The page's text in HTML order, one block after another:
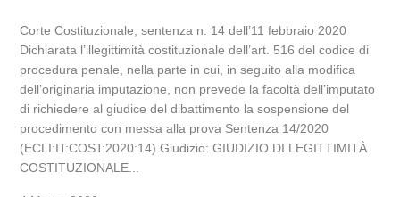
Corte Costituzionale, sentenza n. 14 dell’11 febbraio 2020
Dichiarata l’illegittimità costituzionale dell’art. 516 del codice di
procedura penale, nella parte in cui, in seguito alla modifica
dell’originaria imputazione, non prevede la facoltà dell’imputato
di richiedere al giudice del dibattimento la sospensione del
procedimento con messa alla prova Sentenza 14/2020
(ECLI:IT:COST:2020:14) Giudizio: GIUDIZIO DI LEGITTIMITÀ
COSTITUZIONALE...